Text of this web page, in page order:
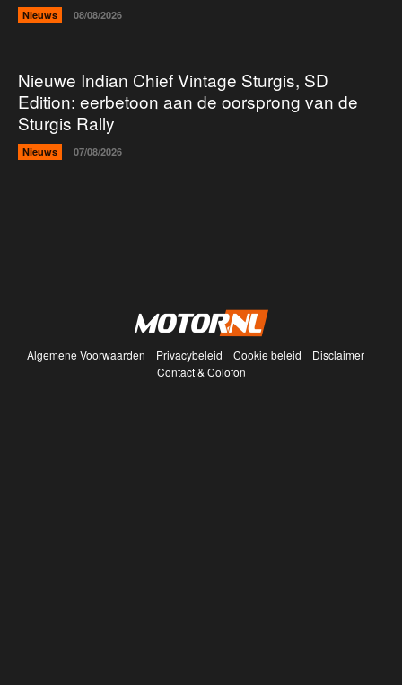
Nieuws 08/08/2026
Nieuwe Indian Chief Vintage Sturgis, SD
Edition: eerbetoon aan de oorsprong van de
Sturgis Rally
Nieuws 07/08/2026
Algemene Voorwaarden Privacybeleid Cookie beleid
Disclaimer
Contact & Colofon